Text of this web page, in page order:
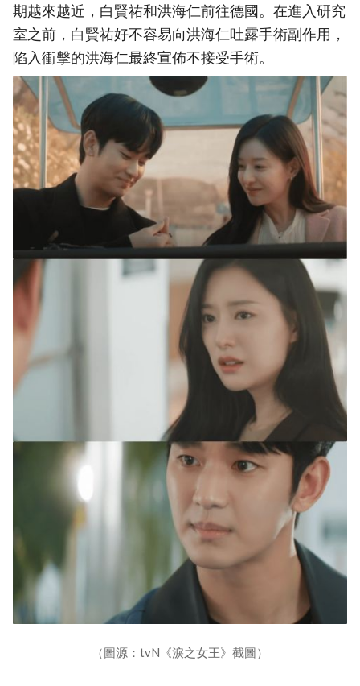
期越來越近，白賢祐和洪海仁前往德國。在進入研究
室之前，白賢祐好不容易向洪海仁吐露手術副作用，
陷入衝擊的洪海仁最終宣佈不接受手術。
（圖源：tvN《淚之女王》截圖）